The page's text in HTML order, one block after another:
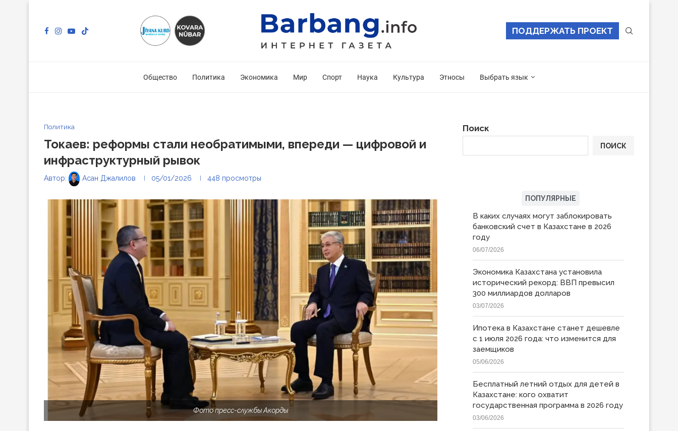
ПОДДЕРЖАТЬ ПРОЕКТ
Общество Политика Экономика Мир Спорт Наука Культура Этносы Выбрать язык
Политика
Токаев: реформы стали необратимыми, впереди — цифровой и
инфраструктурный рывок
Автор: Асан Джалилов 05/01/2026 448 просмотры
Фото пресс-службы Акорды
Поиск
ПОИСК
ПОПУЛЯРНЫЕ
В каких случаях могут заблокировать
банковский счет в Казахстане в 2026
году
06/07/2026
Экономика Казахстана установила
исторический рекорд: ВВП превысил
300 миллиардов долларов
03/07/2026
Ипотека в Казахстане станет дешевле
с 1 июля 2026 года: что изменится для
заемщиков
05/06/2026
Бесплатный летний отдых для детей в
Казахстане: кого охватит
государственная программа в 2026 году
03/06/2026